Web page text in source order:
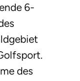
6-
des